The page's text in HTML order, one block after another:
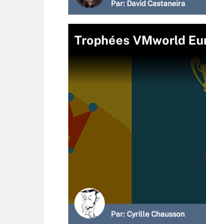
Par: David Castaneira
Trophées VMworld
Par: Cyrille Chausson